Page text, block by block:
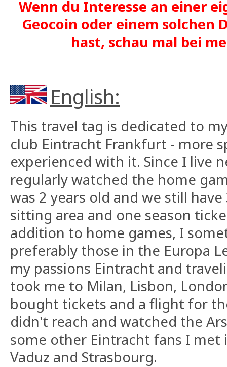
Wenn du Interesse an einer
Geocoin oder einem solchen
hast, schau mal bei
English:
This travel tag is dedicated to
club Eintracht Frankfurt - more
experienced with it. Since I live
regularly watched the home
was 2 years old and we still
sitting area and one season
addition to home games, I
preferably those in the Europa
my passions Eintracht and
took me to Milan, Lisbon,
bought tickets and a flight for
didn't reach and watched the
some other Eintracht fans I met
Vaduz and Strasbourg.